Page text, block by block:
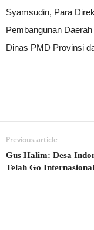
Syamsudin, Para
Pembangunan
Dinas PMD Provinsi
Previous article
Gus Halim: Desa
Telah Go Internasional